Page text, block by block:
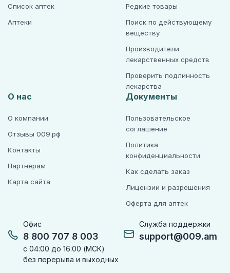
Офис
8 800 707 8 003
с 04:00 до 16:00 (МСК)
без перерыва и выходных
Служба поддержки
support@009.am
Список аптек
Аптеки
Редкие товары
Поиск по действующему
веществу
Производители
лекарственных средств
Проверить подлинность
лекарства
О нас
О компании
Отзывы 009.рф
Контакты
Партнёрам
Карта сайта
Документы
Пользовательское
соглашение
Политика
конфиденциальности
Как сделать заказ
Лицензии и разрешения
Оферта для аптек